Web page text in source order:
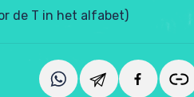
de T in het alfabet)